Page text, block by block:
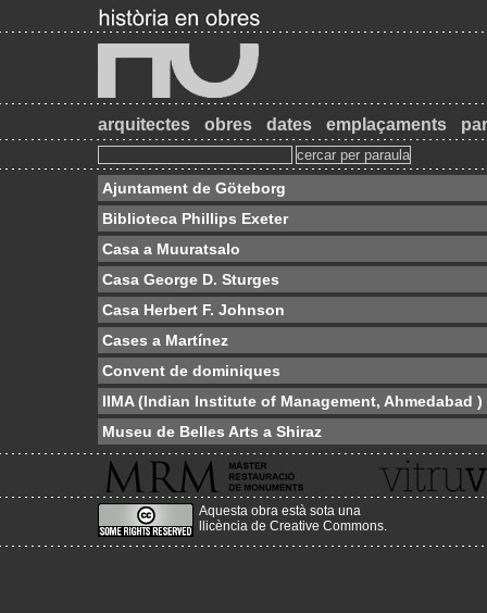
arquitectes obres dates emplaçaments
Ajuntament de Göteborg
Biblioteca Phillips Exeter
Casa a Muuratsalo
Casa George D. Sturges
Casa Herbert F. Johnson
Cases a Martínez
Convent de dominiques
IIMA (Indian Institute of Management, Ahmedabad )
Museu de Belles Arts a Shiraz
Aquesta obra està sota una
llicència de Creative Commons.